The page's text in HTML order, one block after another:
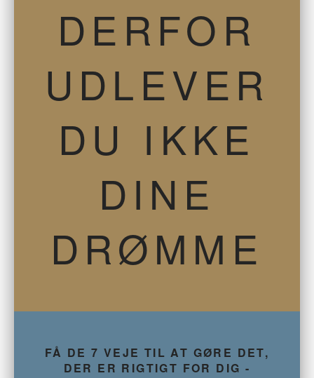
DERFOR
UDLEVER
DU IKKE
DINE
DRØMME
FÅ DE 7 VEJE TIL AT GØRE DET,
DER ER RIGTIGT FOR DIG -